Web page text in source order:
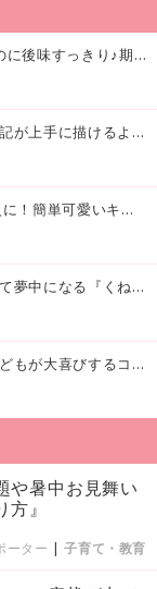
【抽選で3名様にプレゼント】濃厚なのに後味すっきり♪期間限定の「メイトーのなめらかプリン カルピス®入りソース」で夏を味わおう！
【絵が苦手でも大丈夫】朝顔の観察日記が上手に描けるようになる方法｜イラスト付き
【女の子 浴衣の髪型】夏祭りに！花火に！簡単可愛いキッズの浴衣ヘアアレンジまとめ
【簡単折り紙】つなげて遊ぶと面白くて夢中になる『くねくねへびさんの作り方』
【おうち縁日】千本引きの作り方｜子どもが大喜びするコツやアイデア♪
や暑中お見舞い
』
ーター |子育て・教育